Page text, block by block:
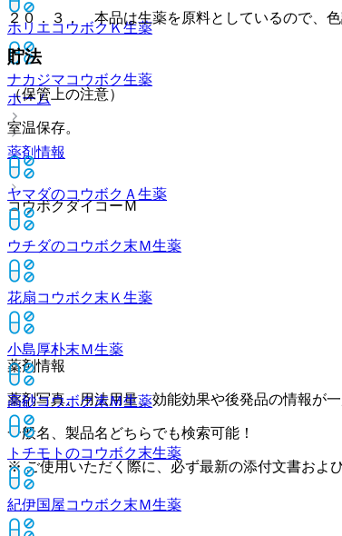
ホリエコウボクＫ生薬
ナカジマコウボク生薬
ホーム
薬剤情報
コウボクダイコーＭ
２０．３． 本品は生薬を原料としているので、色
貯法
（保管上の注意）
室温保存。
ヤマダのコウボクＡ 生薬
ウチダのコウボク末Ｍ生薬
花扇コウボク末Ｋ 生薬
小島厚朴末Ｍ生薬
高砂コウボク末Ｍ生薬
トチモトのコウボク末生薬
紀伊国屋コウボク末Ｍ生薬
薬剤情報
薬剤写真、用法用量、効能効果や後発品の情報が
一般名、製品名どちらでも検索可能！
※ ご使用いただく際に、必ず最新の添付文書およ